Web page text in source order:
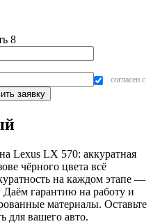
8
согласен с
на Lexus LX 570: аккуратная
чёрного цвета всё
на каждом этапе —
Даём гарантию на работу и
материалы. Оставьте
для вашего авто.